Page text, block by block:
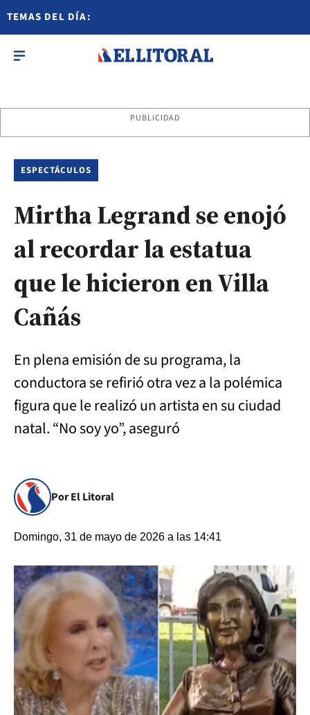
TEMAS DEL DÍA:
PUBLICIDAD
ESPECTÁCULOS
Mirtha Legrand se enojó
al recordar la estatua
que le hicieron en Villa
Cañás
En plena emisión de su programa, la
conductora se refirió otra vez a la polémica
figura que le realizó un artista en su ciudad
natal. “No soy yo”, aseguró
Por El Litoral
Domingo, 31 de mayo de 2026 a las 14:41